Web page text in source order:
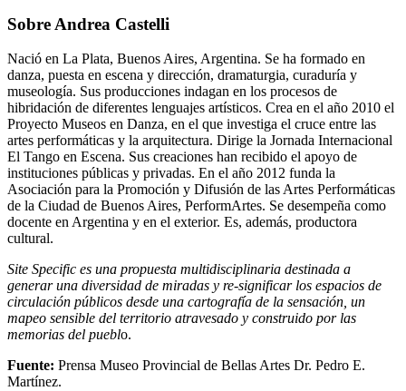
Sobre Andrea Castelli
Nació en La Plata, Buenos Aires, Argentina. Se ha formado en
danza, puesta en escena y dirección, dramaturgia, curaduría y
museología. Sus producciones indagan en los procesos de
hibridación de diferentes lenguajes artísticos. Crea en el año 2010 el
Proyecto Museos en Danza, en el que investiga el cruce entre las
artes performáticas y la arquitectura. Dirige la Jornada Internacional
El Tango en Escena. Sus creaciones han recibido el apoyo de
instituciones públicas y privadas. En el año 2012 funda la
Asociación para la Promoción y Difusión de las Artes Performáticas
de la Ciudad de Buenos Aires, PerformArtes. Se desempeña como
docente en Argentina y en el exterior. Es, además, productora
cultural.
Site Specific es una propuesta multidisciplinaria destinada a
generar una diversidad de miradas y re-significar los espacios de
circulación públicos desde una cartografía de la sensación, un
mapeo sensible del territorio atravesado y construido por las
memorias del pueblo.
Fuente: Prensa Museo Provincial de Bellas Artes Dr. Pedro E.
Martínez.